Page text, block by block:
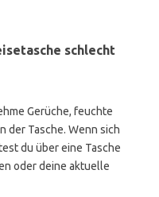
schlecht
Gerüche, feuchte
der Tasche. Wenn sich
du über eine Tasche
oder deine aktuelle